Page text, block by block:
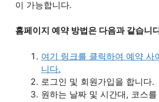
이 가능합니다.
홈페이지 예약 방법은 다음과 같습니
여기 링크를 클릭하여 예약 사
니다.
로그인 및 회원가입을 합니다.
원하는 날짜 및 시간대, 코스